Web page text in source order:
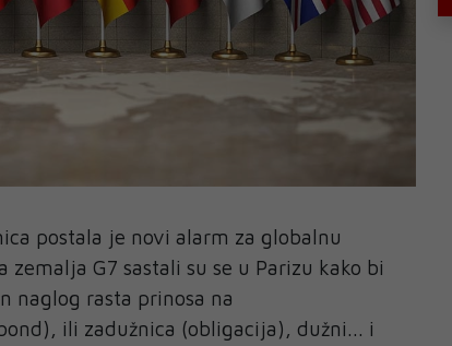
postala je novi alarm za globalnu
G7 sastali su se u Parizu kako bi
naglog rasta prinosa na
ili zadužnica (obligacija), dužni... i